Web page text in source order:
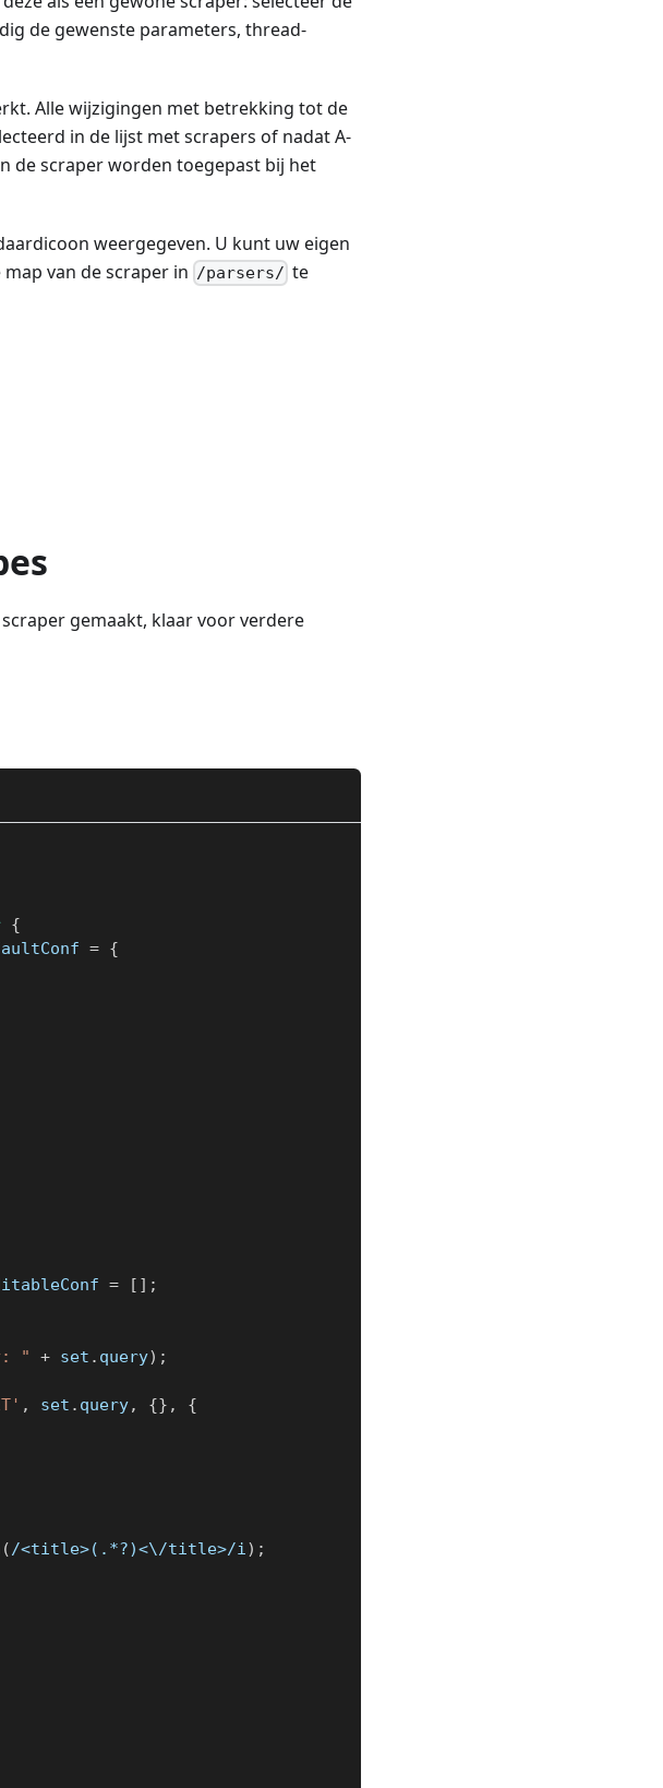
de gewenste parameters, thread-
Alle wijzigingen met betrekking tot de
in de lijst met scrapers of nadat A-
de scraper worden toegepast bij het
weergegeven. U kunt uw eigen
van de scraper in /parsers/ te
gemaakt, klaar voor verdere
{
= {
= [ ] ;
" + set . query) ;
, set . query, {} ,
{
(/<title>(.*?)<\/title>/i) ;